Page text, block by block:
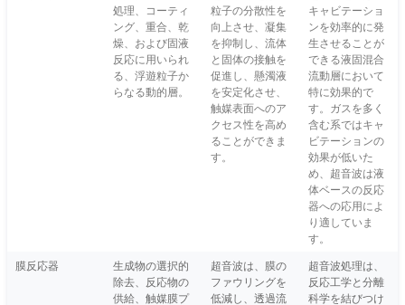
処理、コーティ
ング、重合、乾
燥、および固液
反応に用いられ
る、浮遊粒子か
らなる動的層。
粒子の分散性を
向上させ、凝集
を抑制し、流体
と固体の接触を
促進し、懸濁液
を安定化させ、
触媒表面へのア
クセス性を高め
ることができま
す。
キャビテーショ
ンを効率的に発
生させることが
できる液固混合
流動層において
特に効果的で
す。ガスを多く
含む系ではキャ
ビテーションの
効果が低いた
め、超音波は液
体ベースの反応
器への応用によ
り適していま
す。
膜反応器
生成物の選択的
除去、反応物の
供給、触媒膜プ
超音波は、膜の
ファウリングを
低減し、透過流
超音波処理は、
反応工学と分離
科学を結びつけ